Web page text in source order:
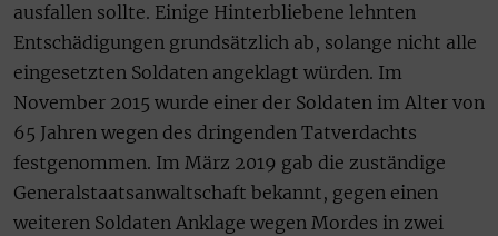
ausfallen sollte. Einige Hinterbliebene lehnten
Entschädigungen grundsätzlich ab, solange nicht alle
eingesetzten Soldaten angeklagt würden. Im
November 2015 wurde einer der Soldaten im Alter von
65 Jahren wegen des dringenden Tatverdachts
festgenommen. Im März 2019 gab die zuständige
Generalstaatsanwaltschaft bekannt, gegen einen
weiteren Soldaten Anklage wegen Mordes in zwei